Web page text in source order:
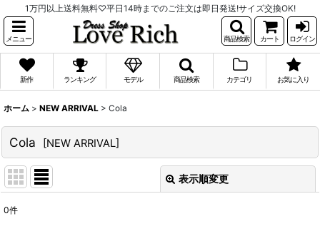
1万円以上送料無料♡平日14時までのご注文は即日発送!サイズ交換OK!
メニュー 商品検索 カート ログイン
新作 ランキング モデル 商品検索 カテゴリ お気に入り
ホーム > NEW ARRIVAL > Cola
Cola [NEW ARRIVAL]
表示順変更
0件